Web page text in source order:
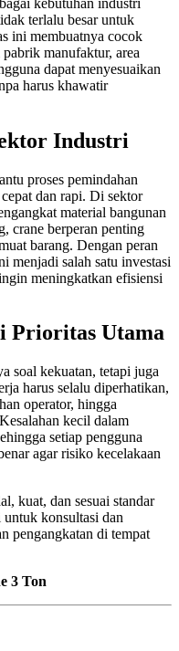
terlalu besar untuk
ini membuatnya cocok
manufaktur, area
dapat menyesuaikan
harus khawatir
Industri
proses pemindahan
dan rapi. Di sektor
material bangunan
crane berperan penting
barang. Dengan peran
menjadi salah satu investasi
meningkatkan efisiensi
Prioritas Utama
soal kekuatan, tetapi juga
harus selalu diperhatikan,
operator, hingga
kecil dalam
setiap pengguna
agar risiko kecelakaan
kuat, dan sesuai standar
konsultasi dan
pengangkatan di tempat
3 Ton